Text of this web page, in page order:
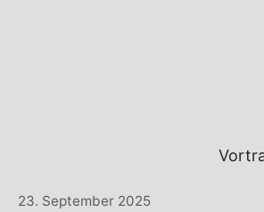
23. September 2025